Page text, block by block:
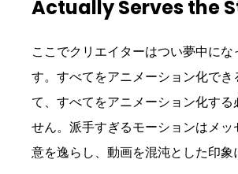
Actually Serves the
ここでクリエイターはつい夢中にな
す。すべてをアニメーション化でき
て、すべてをアニメーション化する
せん。派手すぎるモーションはメ
意を逸らし、動画を混沌とした印象